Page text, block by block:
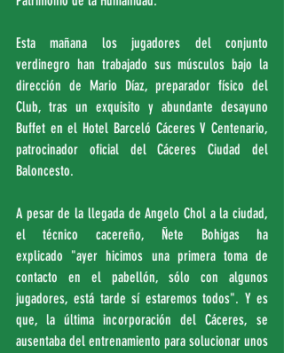
Esta mañana los jugadores del conjunto
verdinegro han trabajado sus músculos bajo la
dirección de Mario Díaz, preparador físico del
Club, tras un exquisito y abundante desayuno
Buffet en el Hotel Barceló Cáceres V Centenario,
patrocinador oficial del Cáceres Ciudad del
Baloncesto.
A pesar de la llegada de Angelo Chol a la ciudad,
el técnico cacereño, Ñete Bohigas ha
explicado "ayer hicimos una primera toma de
contacto en el pabellón, sólo con algunos
jugadores, está tarde sí estaremos todos". Y es
que, la última incorporación del Cáceres, se
ausentaba del entrenamiento para solucionar unos